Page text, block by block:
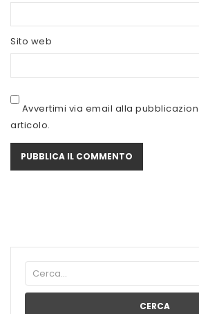
SYFORM
VOLCHEM
WHY NATURE
WHY SPORT
Sito web
Avvertimi via email alla
articolo.
CERCA